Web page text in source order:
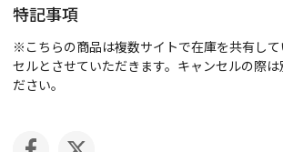
特記事項
※こちらの商品は複数サイトで在庫を共有し
セルとさせていただきます。キャンセルの際
ださい。